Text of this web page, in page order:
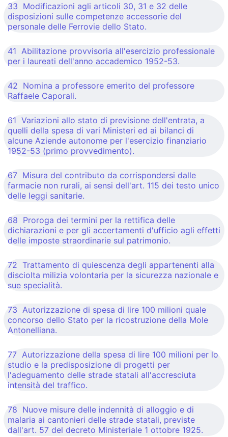
33 Modificazioni agli articoli 30, 31 e 32 delle
disposizioni sulle competenze accessorie del
personale delle Ferrovie dello Stato.
41 Abilitazione provvisoria all'esercizio professionale
per i laureati dell'anno accademico 1952-53.
42 Nomina a professore emerito del professore
Raffaele Caporali.
61 Variazioni allo stato di previsione dell'entrata, a
quelli della spesa di vari Ministeri ed ai bilanci di
alcune Aziende autonome per l'esercizio finanziario
1952-53 (primo provvedimento).
67 Misura del contributo da corrispondersi dalle
farmacie non rurali, ai sensi dell'art. 115 dei testo unico
delle leggi sanitarie.
68 Proroga dei termini per la rettifica delle
dichiarazioni e per gli accertamenti d'ufficio agli effetti
delle imposte straordinarie sul patrimonio.
72 Trattamento di quiescenza degli appartenenti alla
disciolta milizia volontaria per la sicurezza nazionale e
sue specialità.
73 Autorizzazione di spesa di lire 100 milioni quale
concorso dello Stato per la ricostruzione della Mole
Antonelliana.
77 Autorizzazione della spesa di lire 100 milioni per lo
studio e la predisposizione di progetti per
l'adeguamento delle strade statali all'accresciuta
intensità del traffico.
78 Nuove misure delle indennità di alloggio e di
malaria ai cantonieri delle strade statali, previste
dall'art. 57 del decreto Ministeriale 1 ottobre 1925.